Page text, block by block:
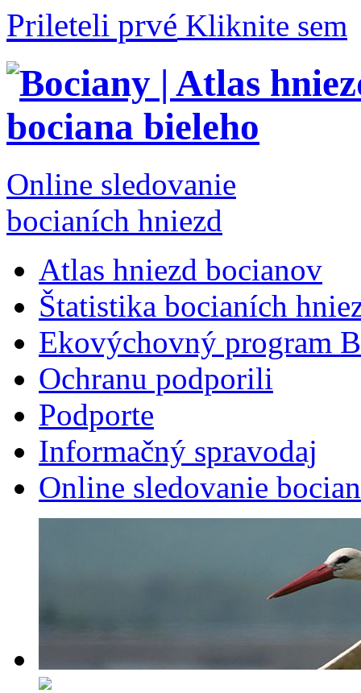
Prileteli prvé Kliknite sem
Online sledovanie
bocianích hniezd
Atlas hniezd bocianov
Štatistika bocianích
Ekovýchovný program
Ochranu podporili
Podporte
Informačný spravodaj
Online sledovanie